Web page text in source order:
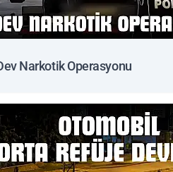
Narkotik Operasyonu